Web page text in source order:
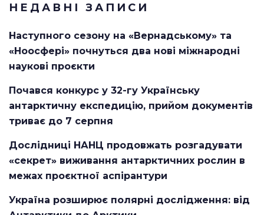
НЕДАВНІ ЗАПИСИ
Наступного сезону на «Вернадському» та
«Ноосфері» почнуться два нові міжнародні
наукові проєкти
Почався конкурс у 32-гу Українську
антарктичну експедицію, прийом документів
триває до 7 серпня
Дослідниці НАНЦ продовжать розгадувати
«секрет» виживання антарктичних рослин в
межах проєктної аспірантури
Україна розширює полярні дослідження: від